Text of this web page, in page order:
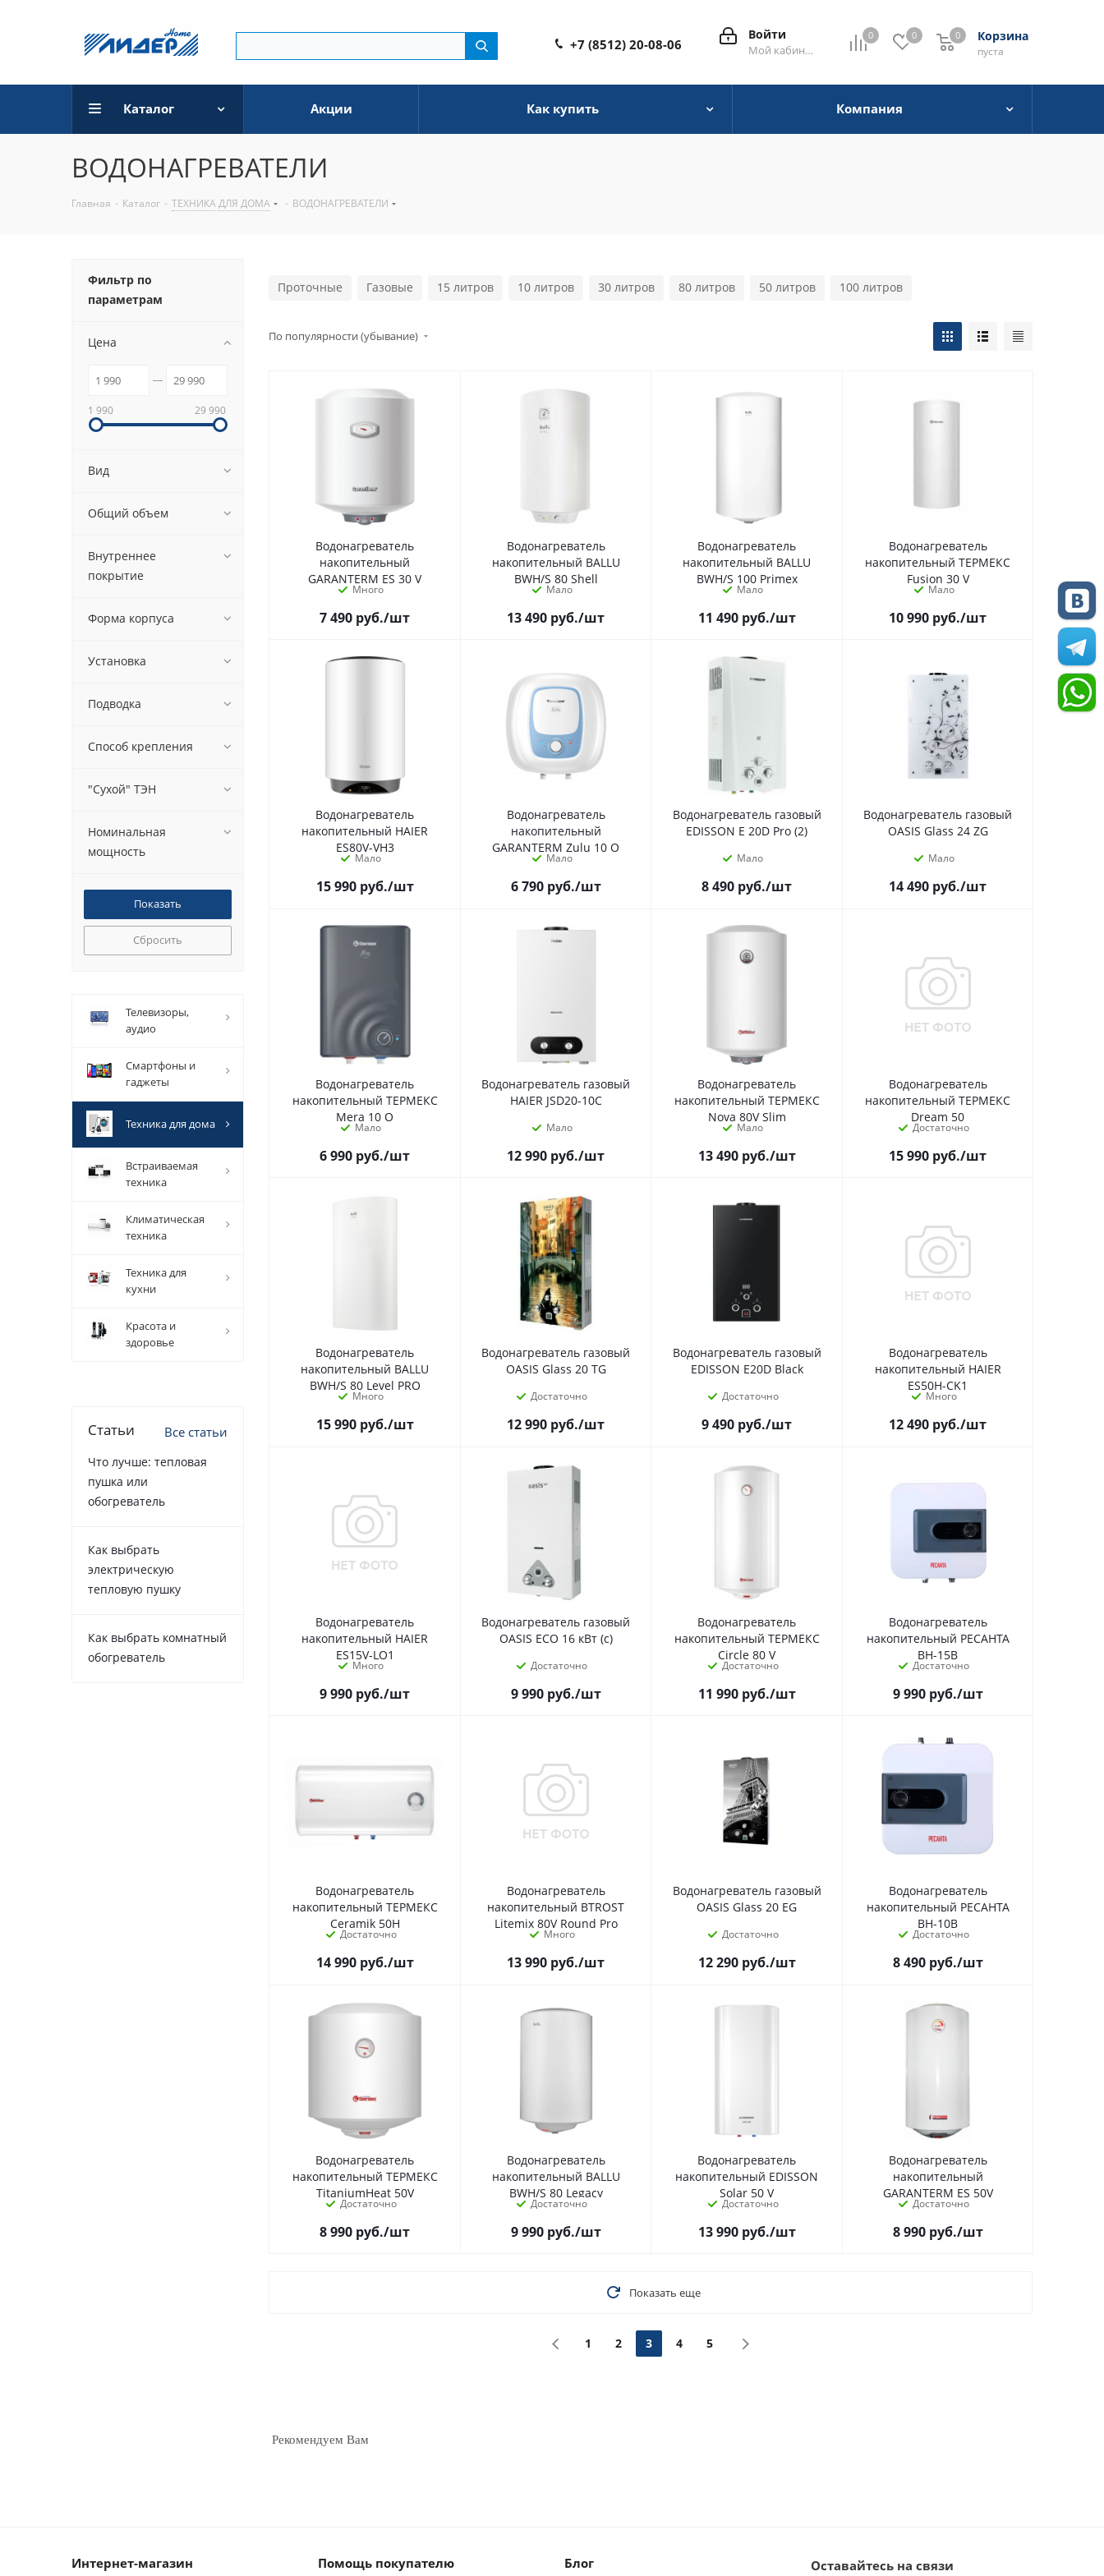
0 0 Корзина
0
пуста
0
Войти
Мой кабинет
+7 (8512) 20-08-06
Каталог Акции Как купить Компания
ВОДОНАГРЕВАТЕЛИ
Главная - Каталог - ТЕХНИКА ДЛЯ ДОМА - ВОДОНАГРЕВАТЕЛИ
Проточные Газовые 15 литров 10 литров 30 литров 80 литров 50 литров 100 литров
По популярности (убывание)
Водонагреватель
накопительный
GARANTERM ES 30 V
Много
7 490 руб./шт
Водонагреватель
накопительный BALLU
BWH/S 80 Shell
Мало
13 490 руб./шт
Водонагреватель
накопительный BALLU
BWH/S 100 Primex
Мало
11 490руб./шт
Водонагреватель
накопительный ТЕРМЕКС
Fusion 30 V
Мало
10 990 руб./шт
Водонагреватель
накопительный HAIER
ES80V-VH3
Мало
15 990руб./шт
Водонагреватель
накопительный
GARANTERM Zulu 10 O
Мало
6 790руб./шт
Водонагреватель газовый
EDISSON E 20D Pro (2)
Мало
8 490 руб./шт
Водонагреватель газовый
OASIS Glass 24 ZG
Мало
14 490 руб./шт
Водонагреватель
накопительный ТЕРМЕКС
Mera 10 O
Мало
6 990 руб./шт
Водонагреватель газовый
HAIER JSD20-10C
Мало
12 990 руб./шт
Водонагреватель
накопительный ТЕРМЕКС
Nova 80V Slim
Мало
13 490руб./шт
Водонагреватель
накопительный ТЕРМЕКС
Dream 50
Достаточно
15 990 руб./шт
Водонагреватель
накопительный BALLU
BWH/S 80 Level PRO
Много
15 990руб./шт
Водонагреватель газовый
OASIS Glass 20 TG
Достаточно
12 990 руб./шт
Водонагреватель газовый
EDISSON E20D Black
Достаточно
9 490 руб./шт
Водонагреватель
накопительный HAIER
ES50H-CK1
Много
12 490 руб./шт
Водонагреватель
накопительный HAIER
ES15V-LQ1
Много
9 990 руб./шт
Водонагреватель газовый
OASIS ECO 16 кВт (с)
Достаточно
9 990руб./шт
Водонагреватель
накопительный ТЕРМЕКС
Circle 80 V
Достаточно
11 990руб./шт
Водонагреватель
накопительный РЕСАНТА
ВН-15В
Достаточно
9 990руб./шт
Водонагреватель
накопительный ТЕРМЕКС
Ceramik 50H
Достаточно
14 990руб./шт
Водонагреватель
накопительный BTROST
Litemix 80V Round Pro
Много
13 990 руб./шт
Водонагреватель газовый
OASIS Glass 20 EG
Достаточно
12 290руб./шт
Водонагреватель
накопительный РЕСАНТА
ВН-10В
Достаточно
8 490руб./шт
Водонагреватель
накопительный ТЕРМЕКС
TitaniumHeat 50V
Достаточно
8 990 руб./шт
Водонагреватель
накопительный BALLU
BWH/S 80 Legacy
Достаточно
9 990руб./шт
Водонагреватель
накопительный EDISSON
Solar 50 V
Достаточно
13 990руб./шт
Водонагреватель
накопительный
GARANTERM ES 50V
Достаточно
8 990руб./шт
Показать еще
1 2 3 4 5
Рекомендуем Вам
Фильтр по
параметрам
Цена
1 990 29 990
Вид
Общий объем
Внутреннее
покрытие
Форма корпуса
Установка
Подводка
Способ крепления
"Сухой" ТЭН
Номинальная
мощность
Сбросить
телевизоры,
аудио
смартфоны и
гаджеты
техника для дома
встраиваемая
техника
климатическая
техника
техника для
кухни
красота и
здоровье
Статьи Все статьи
Что лучше: тепловая
пушка или
обогреватель
Как выбрать
электрическую
тепловую пушку
Как выбрать комнатный
обогреватель
Интернет-магазин Помощь покупателю Блог Оставайтесь на связи